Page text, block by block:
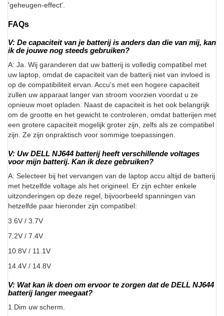
'geheugen-effect'.
FAQs
V: De capaciteit van je batterij is anders dan die van mij, kan
ik de jouwe nog steeds gebruiken?
A: Ja. Wij garanderen dat uw batterij is volledig compatibel met
uw laptop, omdat de capaciteit van de batterij niet van invloed is
op de compatibiliteit ervan. Accu's met een hogere capaciteit
zullen uw apparaat langer van stroom voorzien voordat u ze
opnieuw moet opladen. Naast de capaciteit is het ook belangrijk
om de grootte en het gewicht te controleren, omdat batterijen met
een grotere capaciteit mogelijk groter zijn, zelfs als ze compatibel
zijn. Ze zijn onpraktisch voor sommige toepassingen.
V: Uw DELL NJ644 batterij heeft verschillende voltages
voor mijn batterij. Kan ik deze gebruiken?
A: Selecteer bij het vervangen van de laptop accu altijd de batterij
met hetzelfde voltage als het origineel. Er zijn echter enkele
uitzonderingen op deze regel, bijvoorbeeld spanningen van
hetzelfde paar hieronder zijn compatibel:
3.6V / 3.7V
7.2V / 7.4V
10.8V / 11.1V
14.4V / 14.8V
V: Wat kan ik doen om ervoor te zorgen dat de DELL NJ644
batterij langer meegaat?
1.Dim uw scherm.